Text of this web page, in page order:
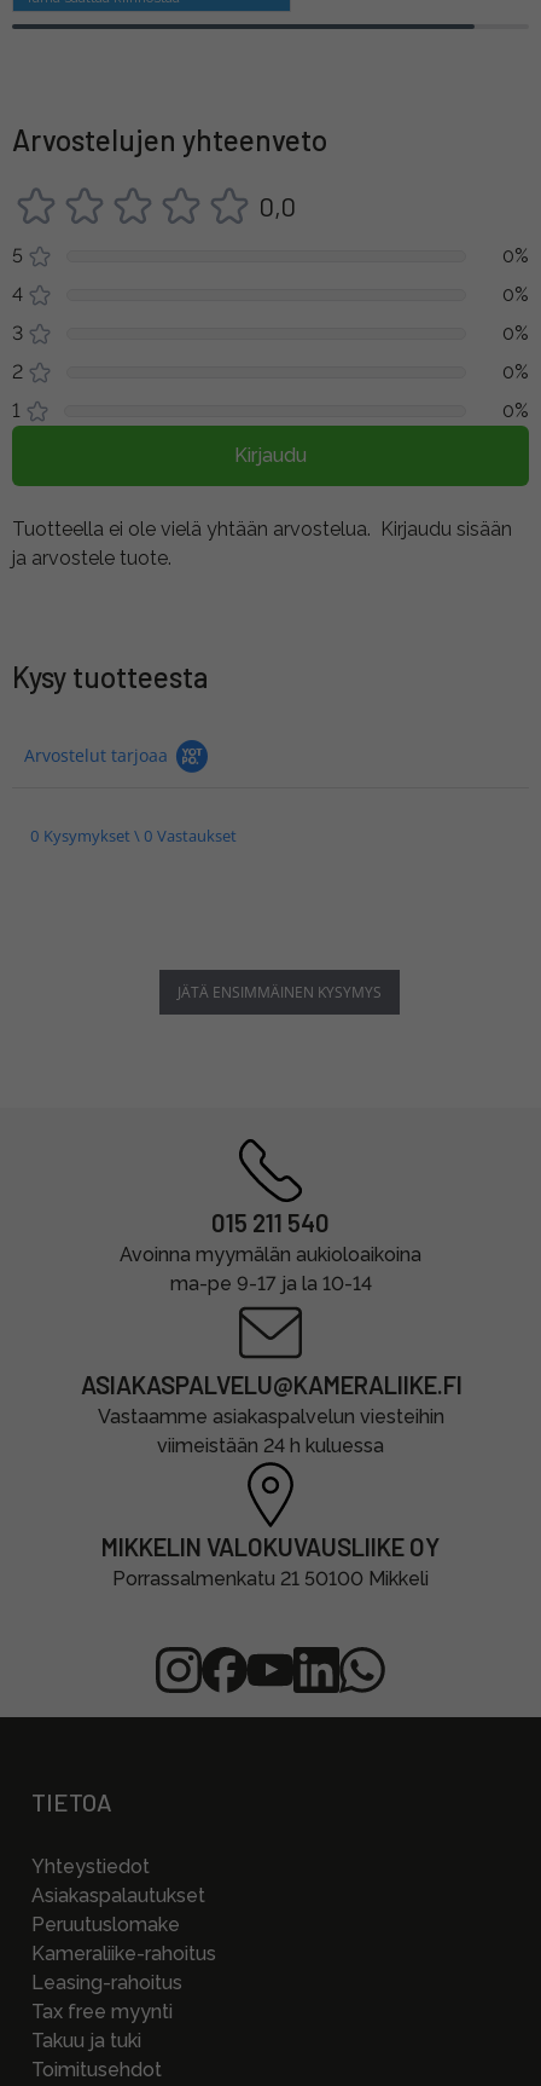
Arvostelujen yhteenveto
0,0
5
0%
4
0%
3
0%
2
0%
1
0%
Kirjaudu
Tuotteella ei ole vielä yhtään arvostelua. Kirjaudu sisään
ja arvostele tuote.
Kysy tuotteesta
Arvostelut tarjoaa
0 Kysymykset \ 0 Vastaukset
JÄTÄ ENSIMMÄINEN KYSYMYS
015 211 540
Avoinna myymälän aukioloaikoina
ma-pe 9-17 ja la 10-14
ASIAKASPALVELU@KAMERALIIKE.FI
Vastaamme asiakaspalvelun viesteihin
viimeistään 24 h kuluessa
MIKKELIN VALOKUVAUSLIIKE OY
Porrassalmenkatu 21 50100 Mikkeli
TIETOA
Yhteystiedot
Asiakaspalautukset
Peruutuslomake
Kameraliike-rahoitus
Leasing-rahoitus
Tax free myynti
Takuu ja tuki
Toimitusehdot